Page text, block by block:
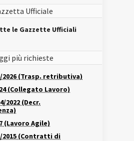
Ufficiale
le Gazzette Ufficiali
più richieste
2026 (Trasp. retributiva)
(Collegato Lavoro)
2022 (Decr.
(Lavoro Agile)
2015 (Contratti di